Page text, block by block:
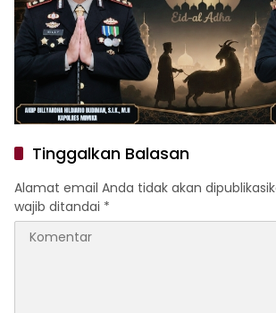
Tinggalkan Balasan
Alamat email Anda tidak akan
wajib ditandai *